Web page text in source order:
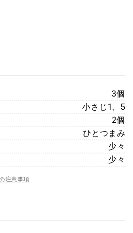
3個
小さじ1、5
2個
ひとつまみ
少々
少々
注意事項